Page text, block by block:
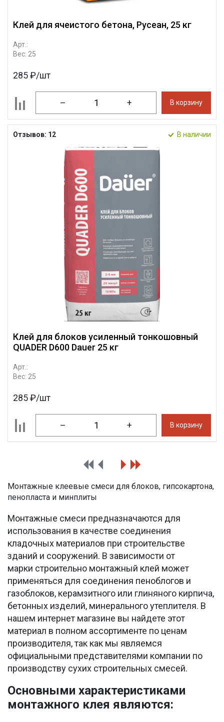
Клей для ячеистого бетона, Русеан, 25 кг
Арт.:
Вес: 25
285 ₽/шт
– + В корзину
Отзывов: 12 В наличии
Клей для блоков усиленный тонкошовный
QUADER D600 Dauer 25 кг
Арт.:
Вес: 25
285 ₽/шт
– + В корзину
Монтажные клеевые смеси для блоков, гипсокартона,
пенопласта и минплиты
Монтажные смеси предназначаются для
использования в качестве соединения
кладочных материалов при строительстве
зданий и сооружений. В зависимости от
марки строительно монтажный клей может
применяться для соединения пеноблогов и
газоблоков, керамзитного или глиняного кирпича,
бетонных изделий, минерального утеплителя. В
нашем интернет магазине вы найдете этот
материал в полном ассортименте по ценам
производителя, так как мы являемся
официальными представителями компании по
производству сухих строительных смесей.
Основными характеристиками
монтажного клея являются: